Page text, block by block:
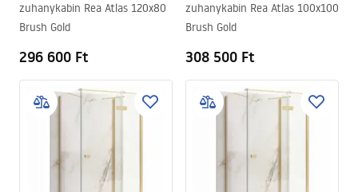
zuhanykabin Rea Atlas 120x80
Brush Gold
296 600 Ft
zuhanykabin Rea Atlas 100x100
Brush Gold
308 500 Ft